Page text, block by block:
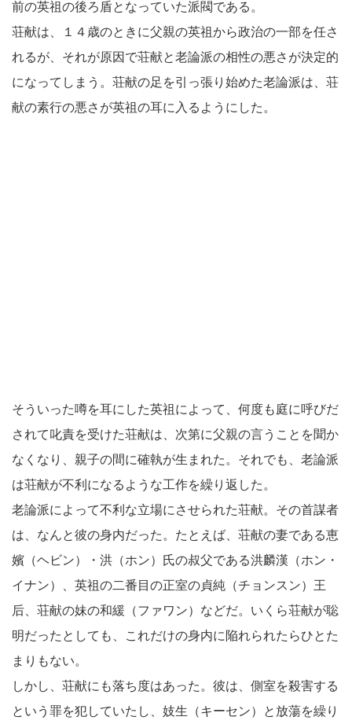
前の英祖の後ろ盾となっていた派閥である。
荘献は、１４歳のときに父親の英祖から政治の一部を任さ
れるが、それが原因で荘献と老論派の相性の悪さが決定的
になってしまう。荘献の足を引っ張り始めた老論派は、荘
献の素行の悪さが英祖の耳に入るようにした。
そういった噂を耳にした英祖によって、何度も庭に呼びだ
されて叱責を受けた荘献は、次第に父親の言うことを聞か
なくなり、親子の間に確執が生まれた。それでも、老論派
は荘献が不利になるような工作を繰り返した。
老論派によって不利な立場にさせられた荘献。その首謀者
は、なんと彼の身内だった。たとえば、荘献の妻である恵
嬪（ヘビン）・洪（ホン）氏の叔父である洪麟漢（ホン・
イナン）、英祖の二番目の正室の貞純（チョンスン）王
后、荘献の妹の和緩（ファワン）などだ。いくら荘献が聡
明だったとしても、これだけの身内に陥れられたらひとた
まりもない。
しかし、荘献にも落ち度はあった。彼は、側室を殺害する
という罪を犯していたし、妓生（キーセン）と放蕩を繰り